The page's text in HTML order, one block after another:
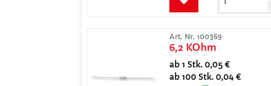
Art. Nr. 100369
6,2 KOhm
ab 1 Stk. 0,05 €
ab 100 Stk. 0,04 €